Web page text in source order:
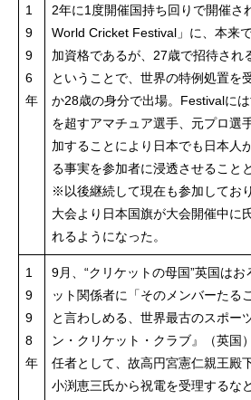
1
9
9
6
年
2年に1度開催国持ち回りで開催さ
World Cricket Festival」に、本来
加資格であるが、27歳で招待され
ということで、世界の特例処置を
か28歳の身分で出場。Festivalに
を超すアマチュア選手、元プロ選
加することにより日本でも日本人
る事実を参加者に浸透させること
※以後継続して現在も参加してお
大会より日本国旗が大会開催中に
れるようになった。
1
9
9
8
年
9月、“クリケットの母国”英国は
ット関係者に「そのメンバーたる
と言わしめる、世界最古のスポー
ン・クリケット・クラブ』（英国
任者として、故高円宮憲仁親王殿
小渕恵三氏から祝電を受理するな